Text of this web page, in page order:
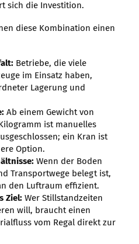
sich die Investition.
diese Kombination einen
Betriebe, die viele
im Einsatz haben,
Lagerung und
Ab einem Gewicht von
ist manuelles
ein Kran ist
Option.
Wenn der Boden
Transportwege belegt ist,
den Luftraum effizient.
Ziel:Wer Stillstandzeiten
will, braucht einen
vom Regal direkt zur